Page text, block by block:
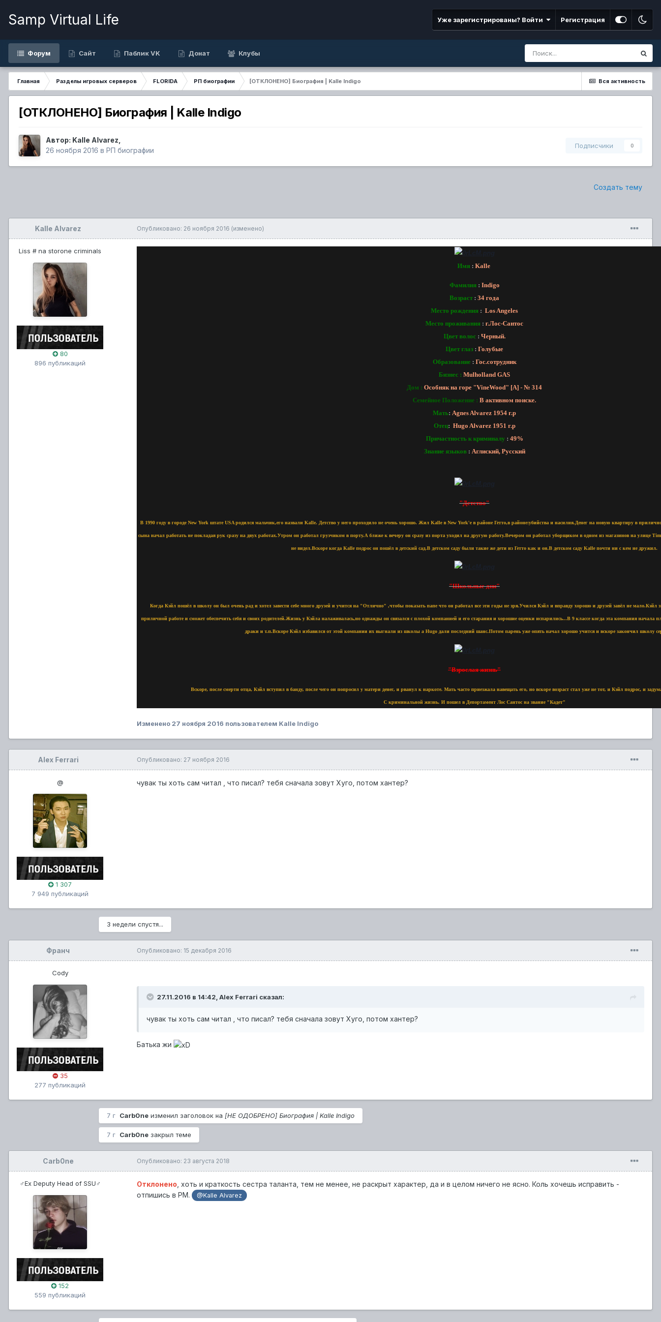
Samp Virtual Life Уже зарегистрированы? Войти Регистрация
Форум Сайт Паблик VK Донат Клубы
Вся активность
Главная Разделы игровых серверов FLORIDA РП биографии [ОТКЛОНЕНО] Биография | Kalle Indigo
[ОТКЛОНЕНО] Биография | Kalle Indigo
Автор: Kalle Alvarez
26 ноября 2016 в РП биографии
Подписчики 0
Создать тему
Kalle Alvarez
Liss # na storone criminals
80
896 публикаций
Опубликовано: 26 ноября 2016 (изменено)
Имя : Kalle
Фамилия : Indigo
Возраст : 34 года
Место рождения : Los Angeles
Место проживания : г.Лос-Сантос
Цвет волос : Черный.
Цвет глаз : Голубые
Образование : Гос.сотрудник
Бизнес : Mulholland GAS
Дом : Особняк на горе "VineWood" [A] - № 314
Семейное Положение : В активном поиске.
Мать: Agnes Alvarez 1954 г.р
Отец: Hugo Alvarez 1951 г.р
Причастность к криминалy : 49%
Знание языков : Аглиский, Русский
"Детство"
В 1990 году в городе New York штате USA родился мальчик,его назвали Kalle. Детство у него проходило не очень хорошо. Жил Kalle в New York'е в районе Гетто,в районе:убийства и насилия.Денег на новую квартиру в
сына начал работать не покладая рук сразу на двух работах.Утром он работал грузчиком в порту.А ближе к вечеру он сразу из порта уходил на другую работу.Вечером он работал уборщиком в одном из магазинов на улице
не видел.Вскоре когда Kalle подрос он пошёл в детский сад.В детском саду были такие же дети из Гетто как и он.В детском саду Kalle почти ни с кем не дружил.
"Школьные дни"
Когда Кэйл пошёл в школу он был очень рад и хотел завести себе много друзей и учится на "Отлично" ,чтобы показать папе что он работал все эти годы не зря.Учился Кэйл и вправду хорошо и друзей завёл не мало.Кэйл
приличной работе и сможет обеспечить себя и своих родителей.Жизнь у Кэйла налаживалась,но однажды он связался с плохой компанией и его старания и хорошие оценки испарились...В 9 классе когда эта компания начала
драки и т.п.Вскоре Кэйл избавился от этой компании их выгнали из школы а Hugo дали последний шанс.Потом парень уже опять начал хорошо учится и вскоре закончил школу
"Взрослая жизнь"
Вскоре, после смерти отца, Кэйл вступил в банду, после чего он попросил у матери денег, и рванул к наркоте. Мать часто приезжала навещать его, но вскоре возраст стал уже не тот, и Кэйл подрос, и
С криминальной жизнь. И пошел в Депортамент Лос Сантос на звание "Кадет"
Изменено 27 ноября 2016 пользователем Kalle Indigo
Alex Ferrari
@
1 307
7 949 публикаций
Опубликовано: 27 ноября 2016
чувак ты хоть сам читал , что писал? тебя сначала зовут Хуго, потом хантер?
3 недели спустя...
Франч
Cody
35
277 публикаций
Опубликовано: 15 декабря 2016
27.11.2016 в 14:42, Alex Ferrari сказал:
чувак ты хоть сам читал , что писал? тебя сначала зовут Хуго, потом хантер?
Батька жи
7 г Carb0ne изменил заголовок на [НЕ ОДОБРЕНО] Биография | Kalle Indigo
7 г Carb0ne закрыл теме
Carb0ne
♂Ex Deputy Head of SSU♂
152
559 публикаций
Опубликовано: 23 августа 2018
Отклонено , хоть и краткость сестра таланта, тем не менее, не раскрыт характер, да и в целом ничего не ясно. Коль хочешь исправить -
отпишись в PM.
@Kalle Alvarez